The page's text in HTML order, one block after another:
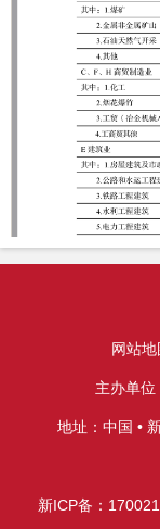
网站地
主办单
地址：中国 •
新ICP备：